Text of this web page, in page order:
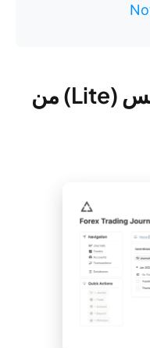
2. مجلة تداول الفوركس (Lite) من